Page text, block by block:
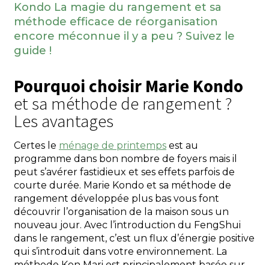
Kondo La magie du rangement et sa
méthode efficace de réorganisation
encore méconnue il y a peu ? Suivez le
guide !
Pourquoi choisir Marie Kondo
et sa méthode de rangement ?
Les avantages
Certes le ménage de printemps est au
programme dans bon nombre de foyers mais il
peut s’avérer fastidieux et ses effets parfois de
courte durée. Marie Kondo et sa méthode de
rangement développée plus bas vous font
découvrir l’organisation de la maison sous un
nouveau jour. Avec l’introduction du FengShui
dans le rangement, c’est un flux d’énergie positive
qui s’introduit dans votre environnement. La